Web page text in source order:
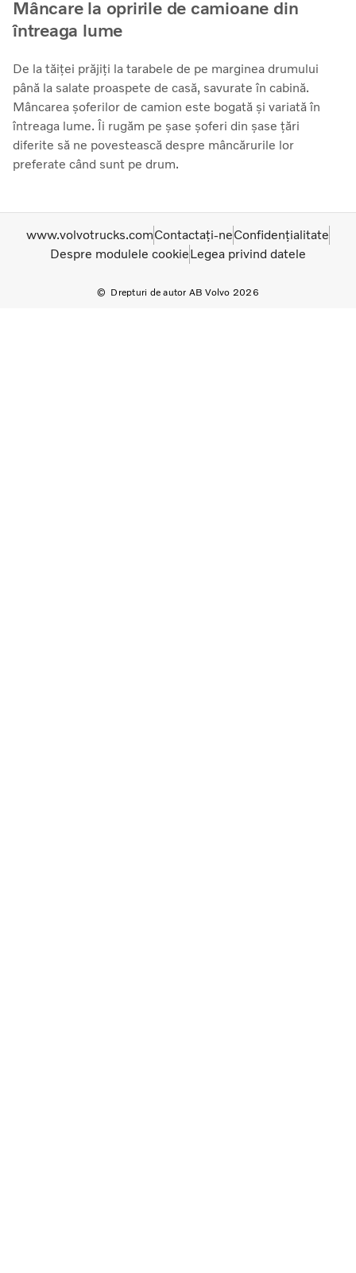
Mâncare la opririle de camioane din
întreaga lume
De la tăiței prăjiți la tarabele de pe marginea drumului
până la salate proaspete de casă, savurate în cabină.
Mâncarea șoferilor de camion este bogată și variată în
întreaga lume. Îi rugăm pe șase șoferi din șase țări
diferite să ne povestească despre mâncărurile lor
preferate când sunt pe drum.
Drepturi de autor AB Volvo 2026
www.volvotrucks.comContactați-neConfidențialitate
Despre modulele cookieLegea privind datele